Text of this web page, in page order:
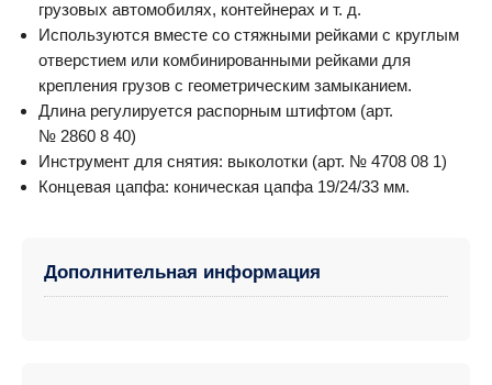
грузовых автомобилях, контейнерах и т. д.
Используются вместе со стяжными рейками с круглым
отверстием или комбинированными рейками для
крепления грузов с геометрическим замыканием.
Длина регулируется распорным штифтом (арт.
№ 2860 8 40)
Инструмент для снятия: выколотки (арт. № 4708 08 1)
Концевая цапфа: коническая цапфа 19/24/33 мм.
Дополнительная информация